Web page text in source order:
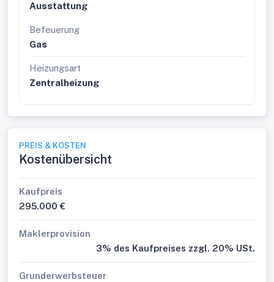
Ausstattung
Befeuerung
Gas
Heizungsart
Zentralheizung
PREIS & KOSTEN
Kostenübersicht
Kaufpreis
295.000 €
Maklerprovision
3% des Kaufpreises zzgl. 20% USt.
Grunderwerbsteuer